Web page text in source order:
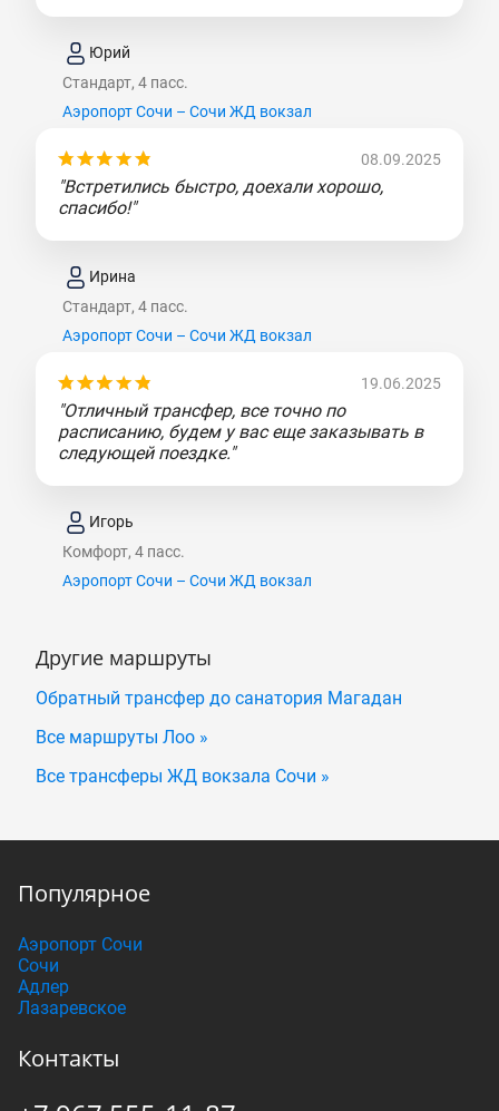
Юрий
Стандарт, 4 пасс.
Аэропорт Сочи – Сочи ЖД вокзал
08.09.2025
"Встретились быстро, доехали хорошо,
спасибо!"
Ирина
Стандарт, 4 пасс.
Аэропорт Сочи – Сочи ЖД вокзал
19.06.2025
"Отличный трансфер, все точно по
расписанию, будем у вас еще заказывать в
следующей поездке."
Игорь
Комфорт, 4 пасс.
Аэропорт Сочи – Сочи ЖД вокзал
Другие маршруты
Обратный трансфер до санатория Магадан
Все маршруты Лоо »
Все трансферы ЖД вокзала Сочи »
Популярное
Аэропорт Сочи
Сочи
Адлер
Лазаревское
Контакты